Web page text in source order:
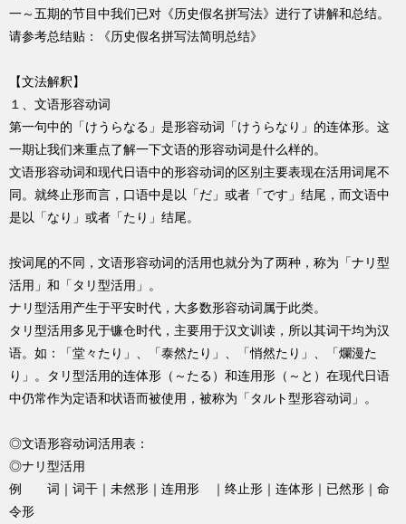
一～五期的节目中我们已对《历史假名拼写法》进行了讲解和总结。
请参考总结贴：《历史假名拼写法简明总结》
【文法解釈】
１、文语形容动词
第一句中的「けうらなる」是形容动词「けうらなり」的连体形。这
一期让我们来重点了解一下文语的形容动词是什么样的。
文语形容动词和现代日语中的形容动词的区别主要表现在活用词尾不
同。就终止形而言，口语中是以「だ」或者「です」结尾，而文语中
是以「なり」或者「たり」结尾。
按词尾的不同，文语形容动词的活用也就分为了两种，称为「ナリ型
活用」和「タリ型活用」。
ナリ型活用产生于平安时代，大多数形容动词属于此类。
タリ型活用多见于镰仓时代，主要用于汉文训读，所以其词干均为汉
语。如：「堂々たり」、「泰然たり」、「悄然たり」、「爛漫た
り」。タリ型活用的连体形（～たる）和连用形（～と）在现代日语
中仍常作为定语和状语而被使用，被称为「タルト型形容动词」。
◎文语形容动词活用表：
◎ナリ型活用
例 词｜词干｜未然形｜连用形 ｜终止形｜连体形｜已然形｜命
令形